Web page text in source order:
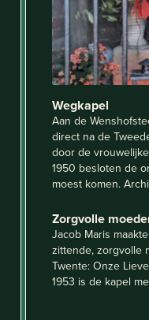
Wegkapel
Aan de
direct na de
door de
1950 besloten de
moest komen.
Zorgvolle
Jacob Maris
zittende, zorgvolle
Twente: Onze
1953 is de kapel